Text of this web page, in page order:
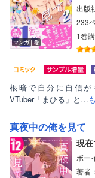
マンガ｜巻
出版
233
1巻
根暗で自分に自信
VTuber「まひる」と…
真夜中の俺を見て
現
ボー
著者